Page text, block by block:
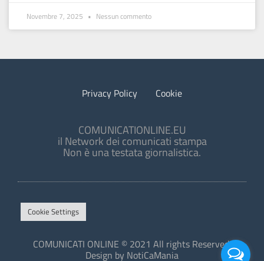
Novembre 7, 2025 Nessun commento
Privacy Policy Cookie
COMUNICATIONLINE.EU
il Network dei comunicati stampa
Non è una testata giornalistica.
Cookie Settings
COMUNICATI ONLINE © 2021 All rights Reserved.
Design by NotiCaMania